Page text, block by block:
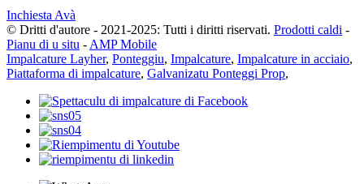
Inchiesta Avà
© Dritti d'autore - 2021-2025: Tutti i diritti riservati. Prodotti caldi -
Pianu di u situ - AMP Mobile
Impalcature Layher, Ponteggiu, Impalcature, Impalcature in acciaio,
Piattaforma di impalcature, Galvanizatu Ponteggi Prop,